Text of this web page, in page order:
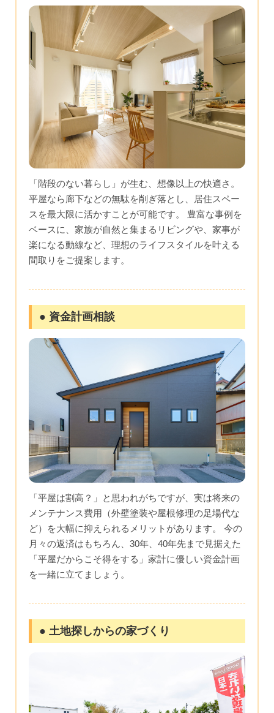
「階段のない暮らし」が生む、想像以上の快適さ。
平屋なら廊下などの無駄を削ぎ落とし、居住スペー
スを最大限に活かすことが可能です。 豊富な事例を
ベースに、家族が自然と集まるリビングや、家事が
楽になる動線など、理想のライフスタイルを叶える
間取りをご提案します。
● 資金計画相談
「平屋は割高？」と思われがちですが、実は将来の
メンテナンス費用（外壁塗装や屋根修理の足場代な
ど）を大幅に抑えられるメリットがあります。 今の
月々の返済はもちろん、30年、40年先まで見据えた
「平屋だからこそ得をする」家計に優しい資金計画
を一緒に立てましょう。
● 土地探しからの家づくり